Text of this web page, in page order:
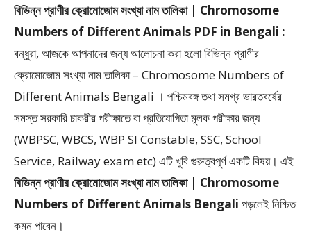
বিভিন্ন প্রাণীর ক্রোমোজোম সংখ্যা নাম তালিকা | Chromosome
Numbers of Different Animals PDF in Bengali :
বন্ধুরা, আজকে আপনাদের জন্য আলোচনা করা হলো বিভিন্ন প্রাণীর
ক্রোমোজোম সংখ্যা নাম তালিকা – Chromosome Numbers of
Different Animals Bengali । পশ্চিমবঙ্গ তথা সমগ্র ভারতবর্ষের
সমস্ত সরকারি চাকরীর পরীক্ষাতে বা প্রতিযোগিতা মূলক পরীক্ষার জন্য
(WBPSC, WBCS, WBP SI Constable, SSC, School
Service, Railway exam etc) এটি খুবি গুরুত্বপূর্ণ একটি বিষয়। এই
বিভিন্ন প্রাণীর ক্রোমোজোম সংখ্যা নাম তালিকা | Chromosome
Numbers of Different Animals Bengali পড়লেই নিশ্চিত
কমন পাবেন।